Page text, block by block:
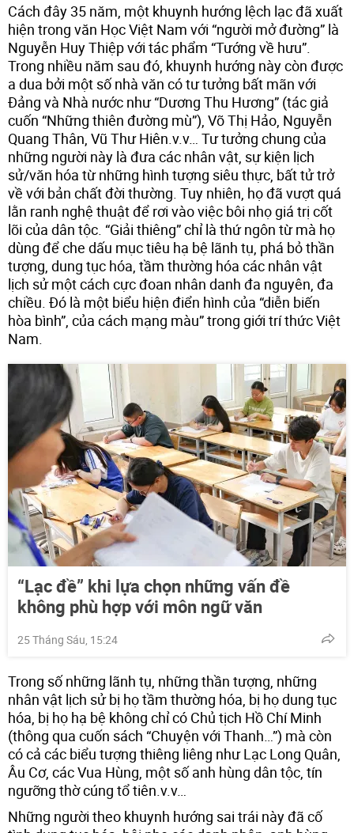
Cách đây 35 năm, một khuynh hướng lệch lạc đã xuất
hiện trong văn Học Việt Nam với “người mở đường” là
Nguyễn Huy Thiệp với tác phẩm “Tướng về hưu”.
Trong nhiều năm sau đó, khuynh hướng này còn được
a dua bởi một số nhà văn có tư tưởng bất mãn với
Đảng và Nhà nước như “Dương Thu Hương” (tác giả
cuốn “Những thiên đường mù”), Võ Thị Hảo, Nguyễn
Quang Thân, Vũ Thư Hiên.v.v… Tư tưởng chung của
những người này là đưa các nhân vật, sự kiện lịch
sử/văn hóa từ những hình tượng siêu thực, bất tử trở
về với bản chất đời thường. Tuy nhiên, họ đã vượt quá
lằn ranh nghệ thuật để rơi vào việc bôi nhọ giá trị cốt
lõi của dân tộc. “Giải thiêng” chỉ là thứ ngôn từ mà họ
dùng để che dấu mục tiêu hạ bệ lãnh tụ, phá bỏ thần
tượng, dung tục hóa, tầm thường hóa các nhân vật
lịch sử một cách cực đoan nhân danh đa nguyên, đa
chiều. Đó là một biểu hiện điển hình của “diễn biến
hòa bình”, của cách mạng màu” trong giới trí thức Việt
Nam.
“Lạc đề” khi lựa chọn những vấn đề
không phù hợp với môn ngữ văn
25 Tháng Sáu, 15:24
Trong số những lãnh tụ, những thần tượng, những
nhân vật lịch sử bị họ tầm thường hóa, bị họ dung tục
hóa, bị họ hạ bệ không chỉ có Chủ tịch Hồ Chí Minh
(thông qua cuốn sách “Chuyện với Thanh…”) mà còn
có cả các biểu tượng thiêng liêng như Lạc Long Quân,
Âu Cơ, các Vua Hùng, một số anh hùng dân tộc, tín
ngưỡng thờ cúng tổ tiên.v.v…
Những người theo khuynh hướng sai trái này đã cố